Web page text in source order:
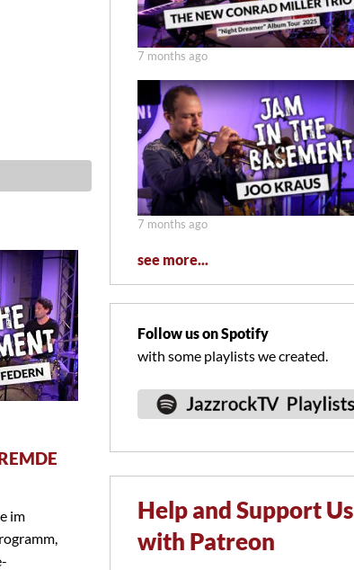
im
7 months ago
7 months ago
see more...
Follow us on Spotify
with some playlists we created.
Help and Support Us
with Patreon